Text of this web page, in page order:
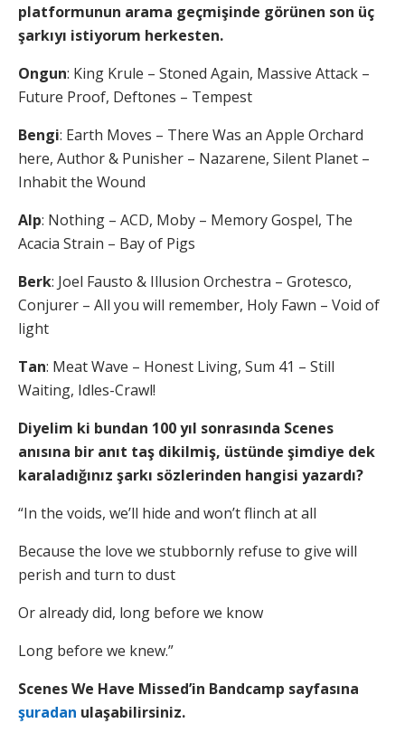
platformunun arama geçmişinde görünen son üç
şarkıyı istiyorum herkesten.
Ongun: King Krule – Stoned Again, Massive Attack –
Future Proof, Deftones – Tempest
Bengi: Earth Moves – There Was an Apple Orchard
here, Author & Punisher – Nazarene, Silent Planet –
Inhabit the Wound
Alp: Nothing – ACD, Moby – Memory Gospel, The
Acacia Strain – Bay of Pigs
Berk: Joel Fausto & Illusion Orchestra – Grotesco,
Conjurer – All you will remember, Holy Fawn – Void of
light
Tan: Meat Wave – Honest Living, Sum 41 – Still
Waiting, Idles-Crawl!
Diyelim ki bundan 100 yıl sonrasında Scenes
anısına bir anıt taş dikilmiş, üstünde şimdiye dek
karaladığınız şarkı sözlerinden hangisi yazardı?
“In the voids, we’ll hide and won’t flinch at all
Because the love we stubbornly refuse to give will
perish and turn to dust
Or already did, long before we know
Long before we knew.”
Scenes We Have Missed’in Bandcamp sayfasına
şuradan ulaşabilirsiniz.